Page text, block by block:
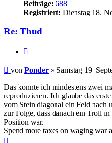
Beiträge: 688
Registriert: Dienstag 18.
Re: Thud
Beitrag
von Ponder » Samstag 19.
Das konnte ich mindestens zwei
reproduzieren. Ich glaube das
vom Stein diagonal ein Feld nach
zur Folge, dass danach ein Troll
Position war.
Spend more taxes on waging war